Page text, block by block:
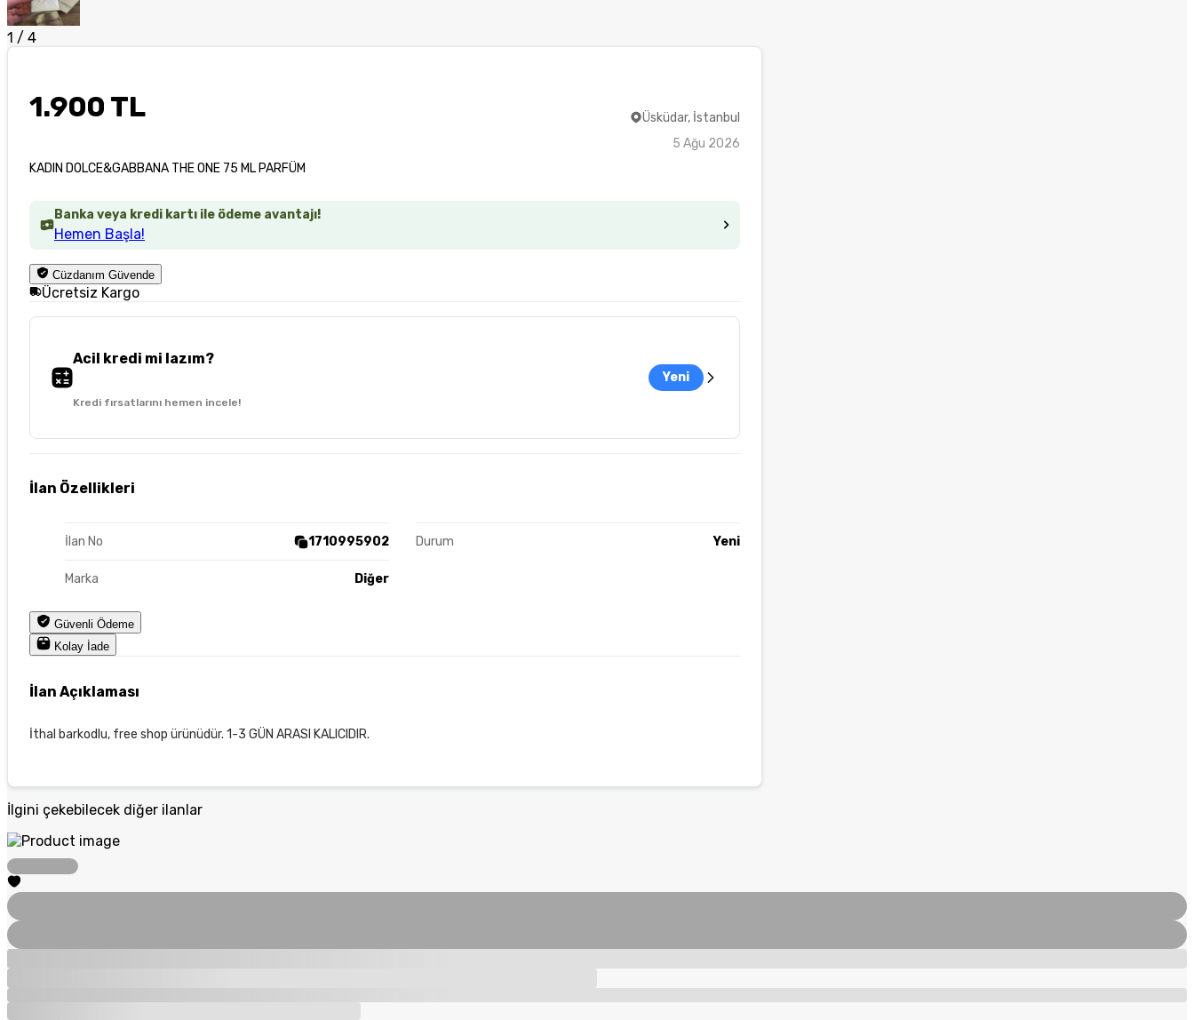
1 / 4
1.900 TL
KADIN DOLCE&GABBANA THE ONE 75 ML PARFÜM
Üsküdar, İstanbul
5 Ağu 2026
Banka veya kredi kartı ile ödeme avantajı!
Hemen Başla!
Cüzdanım Güvende
Ücretsiz Kargo
Acil kredi mi lazım?
Kredi fırsatlarını hemen incele!
Yeni
İlan Özellikleri
İlan No 1710995902 Durum Yeni
Marka Diğer
Güvenli Ödeme
Kolay İade
İlan Açıklaması
İthal barkodlu, free shop ürünüdür. 1-3 GÜN ARASI KALICIDIR.
İlgini çekebilecek diğer ilanlar